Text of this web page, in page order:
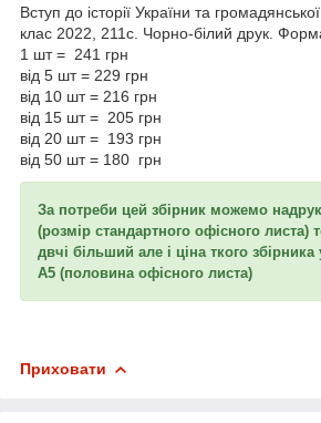
Вступ до історії України та
клас 2022, 211с. Чорно-білий друк.
1 шт = 241 грн
від 5 шт = 229 грн
від 10 шт = 216 грн
від 15 шт = 205 грн
від 20 шт = 193 грн
від 50 шт = 180 грн
За потреби цей збірник можемо
(розмір стандартного офісного листа)
двчі більший але і ціна ткого збірника
А5 (половина офісного листа)
Приховати